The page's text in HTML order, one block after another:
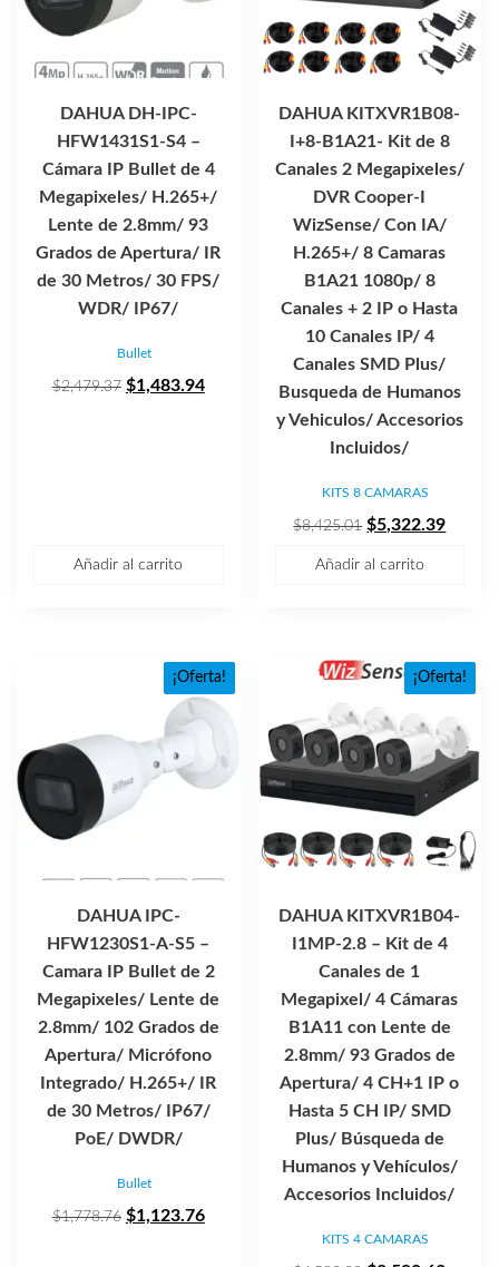
DAHUA DH-IPC-
HFW1431S1-S4 –
Cámara IP Bullet de 4
Megapixeles/ H.265+/
Lente de 2.8mm/ 93
Grados de Apertura/ IR
de 30 Metros/ 30 FPS/
WDR/ IP67/
Bullet
$2,479.37 El
$1,483.94El
Añadir al carrito
DAHUA KITXVR1B08-
I+8-B1A21- Kit de 8
Canales 2 Megapixeles/
DVR Cooper-I
WizSense/ Con IA/
H.265+/ 8 Camaras
B1A21 1080p/ 8
Canales + 2 IP o Hasta
10 Canales IP/ 4
Canales SMD Plus/
Busqueda de Humanos
y Vehiculos/ Accesorios
Incluidos/
KITS 8 CAMARAS
$8,425.01 El
$5,322.39El
Añadir al carrito
¡Oferta!
DAHUA IPC-
HFW1230S1-A-S5 –
Camara IP Bullet de 2
Megapixeles/ Lente de
2.8mm/ 102 Grados de
Apertura/ Micrófono
Integrado/ H.265+/ IR
de 30 Metros/ IP67/
PoE/ DWDR/
Bullet
$1,778.76 El
$1,123.76El
¡Oferta!
DAHUA KITXVR1B04-
I1MP-2.8 – Kit de 4
Canales de 1
Megapixel/ 4 Cámaras
B1A11 con Lente de
2.8mm/ 93 Grados de
Apertura/ 4 CH+1 IP o
Hasta 5 CH IP/ SMD
Plus/ Búsqueda de
Humanos y Vehículos/
Accesorios Incluidos/
KITS 4 CAMARAS